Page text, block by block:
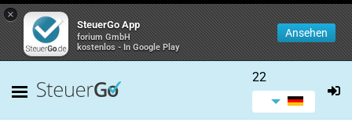
×
SteuerGo App
forium GmbH
kostenlos - In Google Play
Ansehen
22